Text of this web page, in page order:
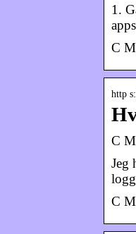
1.
C
http
C
Jeg
C